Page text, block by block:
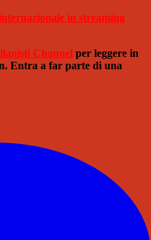
in streaming
Channel per leggere in
Entra a far parte di una